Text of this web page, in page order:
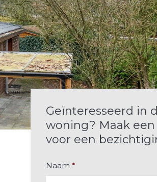
Geïnteresseerd in
woning? Maak een
voor een
Naam *